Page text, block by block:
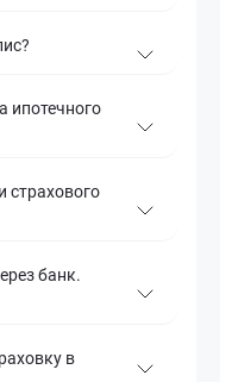
ипотечного
страхового
банк.
в